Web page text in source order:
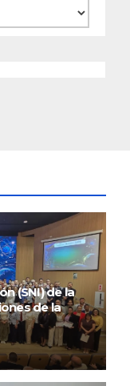
(SNI) de la
de la